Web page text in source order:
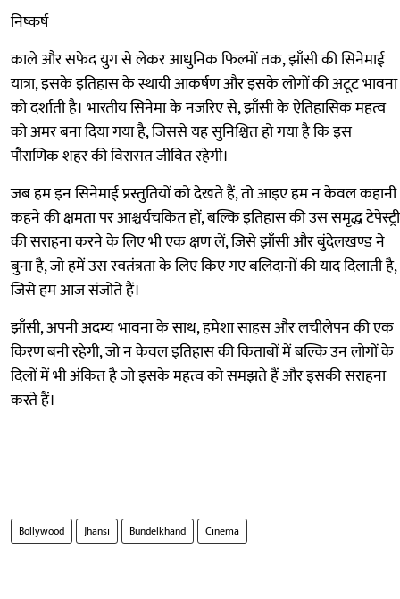
निष्कर्ष
काले और सफेद युग से लेकर आधुनिक फिल्मों तक, झाँसी की सिनेमाई
यात्रा, इसके इतिहास के स्थायी आकर्षण और इसके लोगों की अटूट भावना
को दर्शाती है। भारतीय सिनेमा के नजरिए से, झाँसी के ऐतिहासिक महत्व
को अमर बना दिया गया है, जिससे यह सुनिश्चित हो गया है कि इस
पौराणिक शहर की विरासत जीवित रहेगी।
जब हम इन सिनेमाई प्रस्तुतियों को देखते हैं, तो आइए हम न केवल कहानी
कहने की क्षमता पर आश्चर्यचकित हों, बल्कि इतिहास की उस समृद्ध टेपेस्ट्री
की सराहना करने के लिए भी एक क्षण लें, जिसे झाँसी और बुंदेलखण्ड ने
बुना है, जो हमें उस स्वतंत्रता के लिए किए गए बलिदानों की याद दिलाती है,
जिसे हम आज संजोते हैं।
झाँसी, अपनी अदम्य भावना के साथ, हमेशा साहस और लचीलेपन की एक
किरण बनी रहेगी, जो न केवल इतिहास की किताबों में बल्कि उन लोगों के
दिलों में भी अंकित है जो इसके महत्व को समझते हैं और इसकी सराहना
करते हैं।
Bollywood Jhansi Bundelkhand Cinema